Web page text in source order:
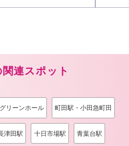
連スポット
リーンホール 町田駅・小田急町田
津田駅 十日市場駅 青葉台駅